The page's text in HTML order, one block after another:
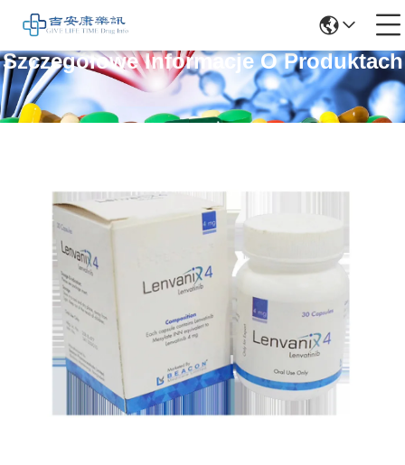
Szczegółowe Informacje O Produktach